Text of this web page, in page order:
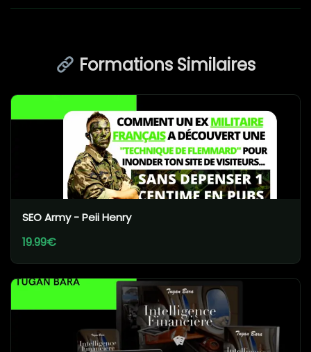
Formations Similaires
SEO Army - Peii Henry
19.99€